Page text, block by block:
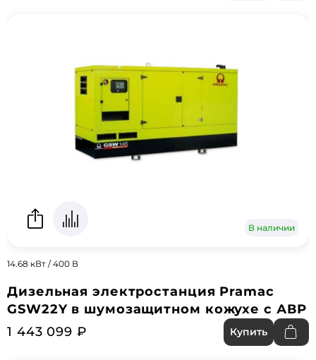
В наличии
14.68 кВт / 400 В
Дизельная электростанция Pramac
GSW22Y в шумозащитном кожухе с АВР
1 443 099 ₽
Купить